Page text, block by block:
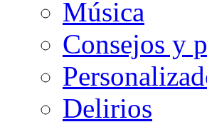
Música
Consejos y
Delirios